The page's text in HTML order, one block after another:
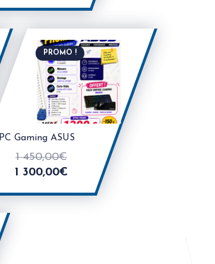
PROMO !
PC Gaming ASUS
1 450,00€
1 300,00€